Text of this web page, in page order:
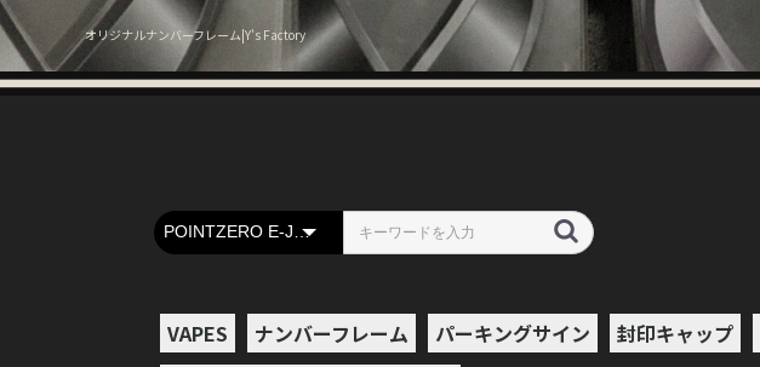
オリジナルナンバーフレーム|Y's Factory
VAPES ナンバーフレーム パーキングサイン 封印キャップ